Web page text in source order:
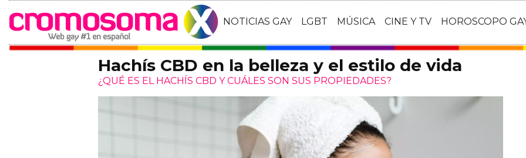
NOTICIAS GAY LGBT MÚSICA CINE Y TV HOROSCOPO
Hachís CBD en la belleza y el estilo de vida
¿QUÉ ES EL HACHÍS CBD Y CUÁLES SON SUS PROPIEDADES?